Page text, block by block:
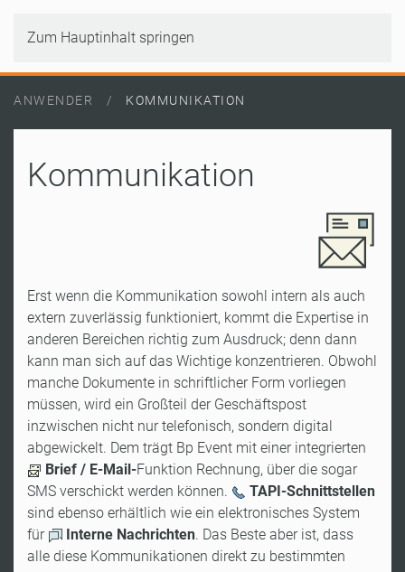
Zum Hauptinhalt springen
ANWENDER KOMMUNIKATION
Kommunikation
Erst wenn die Kommunikation sowohl intern als auch
extern zuverlässig funktioniert, kommt die Expertise in
anderen Bereichen richtig zum Ausdruck; denn dann
kann man sich auf das Wichtige konzentrieren. Obwohl
manche Dokumente in schriftlicher Form vorliegen
müssen, wird ein Großteil der Geschäftspost
inzwischen nicht nur telefonisch, sondern digital
abgewickelt. Dem trägt Bp Event mit einer integrierten
Brief / E-Mail-Funktion Rechnung, über die sogar
SMS verschickt werden können.
TAPI-Schnittstellen
sind ebenso erhältlich wie ein elektronisches System
für
Interne Nachrichten. Das Beste aber ist, dass
alle diese Kommunikationen direkt zu bestimmten